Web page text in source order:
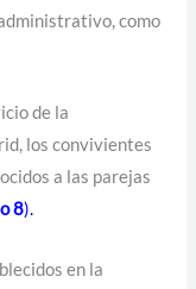
como
de la
los convivientes
a las parejas
8).
en la